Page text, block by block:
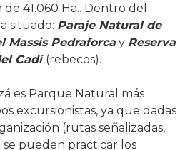
41.060 Ha.. Dentro del
situado: Paraje Natural de
Massis Pedraforcay Reserva
Cadí(rebecos).
es Parque Natural más
excursionistas, ya que dadas
(rutas señalizadas,
se pueden practicar los